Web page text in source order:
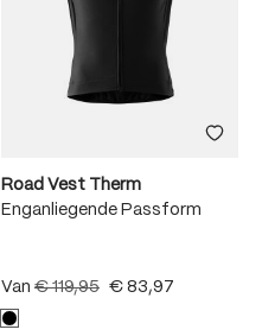
Road Vest Therm
Enganliegende Passform
Van € 119,95 € 83,97